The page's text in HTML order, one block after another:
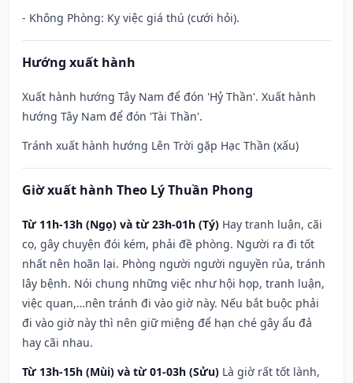
- Không Phòng: Kỵ việc giá thú (cưới hỏi).
Hướng xuất hành
Xuất hành hướng Tây Nam để đón 'Hỷ Thần'. Xuất hành
hướng Tây Nam để đón 'Tài Thần'.
Tránh xuất hành hướng Lên Trời gặp Hạc Thần (xấu)
Giờ xuất hành Theo Lý Thuần Phong
Từ 11h-13h (Ngọ) và từ 23h-01h (Tý) Hay tranh luận, cãi
cọ, gây chuyện đói kém, phải đề phòng. Người ra đi tốt
nhất nên hoãn lại. Phòng người người nguyền rủa, tránh
lây bệnh. Nói chung những việc như hội họp, tranh luận,
việc quan,…nên tránh đi vào giờ này. Nếu bắt buộc phải
đi vào giờ này thì nên giữ miệng để hạn ché gây ẩu đả
hay cãi nhau.
Từ 13h-15h (Mùi) và từ 01-03h (Sửu) Là giờ rất tốt lành,